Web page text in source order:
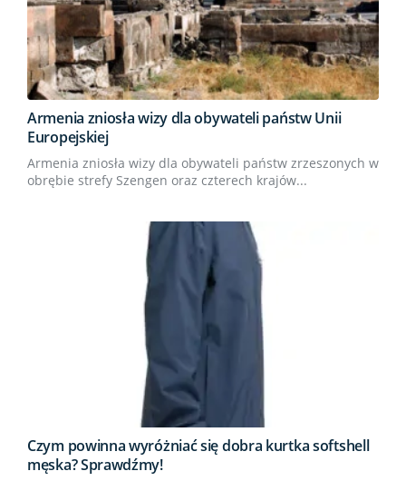
Armenia zniosła wizy dla obywateli państw Unii
Europejskiej
Armenia zniosła wizy dla obywateli państw zrzeszonych w
obrębie strefy Szengen oraz czterech krajów...
Czym powinna wyróżniać się dobra kurtka softshell
męska? Sprawdźmy!